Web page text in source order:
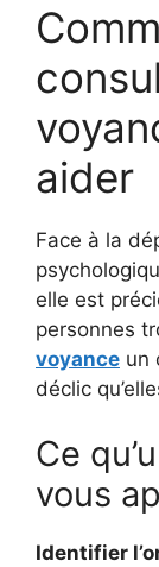
aider
Face à la
elle est
personnes
voyance un
déclic
Ce
vous
Identifier